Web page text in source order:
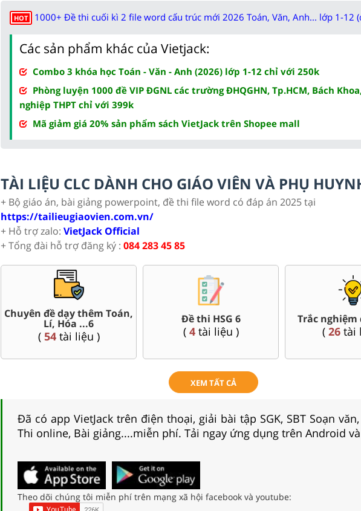
HOT 1000+ Đề thi cuối kì 2 file word cấu trúc mới 2026 Toán, Văn, Anh... lớp 1-12
Các sản phẩm khác của Vietjack:
Combo 3 khóa học Toán - Văn - Anh (2026) lớp 1-12 chỉ với 250k
Phòng luyện 1000 đề VIP ĐGNL các trường ĐHQGHN, Tp.HCM, Bách
nghiệp THPT chỉ với 399k
Mã giảm giá 20% sản phẩm sách VietJack trên Shopee mall
TÀI LIỆU CLC DÀNH CHO GIÁO VIÊN VÀ PHỤ
+ Bộ giáo án, bài giảng powerpoint, đề thi file word có đáp án 2025 tại
https://tailieugiaovien.com.vn/
+ Hỗ trợ zalo: VietJack Official
+ Tổng đài hỗ trợ đăng ký : 084 283 45 85
Chuyên đề dạy thêm Toán,
Lí, Hóa ...6
( 54tài liệu )
Đề thi HSG 6
( 4tài liệu )
Trắc nghiệm
( 26tài
XEM TẤT CẢ
Đã có app VietJack trên điện thoại, giải bài tập SGK, SBT Soạn
Thi online, Bài giảng....miễn phí. Tải ngay ứng dụng trên Android và
Theo dõi chúng tôi miễn phí trên mạng xã hội facebook và youtube: